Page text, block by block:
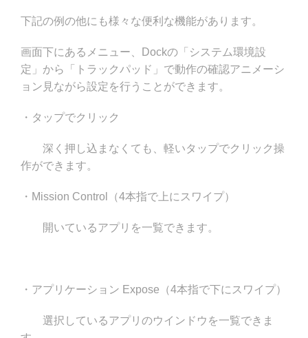
下記の例の他にも様々な便利な機能があります。
画面下にあるメニュー、Dockの「システム環境設
定」から「トラックパッド」で動作の確認アニメーシ
ョン見ながら設定を行うことができます。
・タップでクリック
深く押し込まなくても、軽いタップでクリック操
作ができます。
・Mission Control（4本指で上にスワイプ）
開いているアプリを一覧できます。
・アプリケーション Expose（4本指で下にスワイプ）
選択しているアプリのウインドウを一覧できま